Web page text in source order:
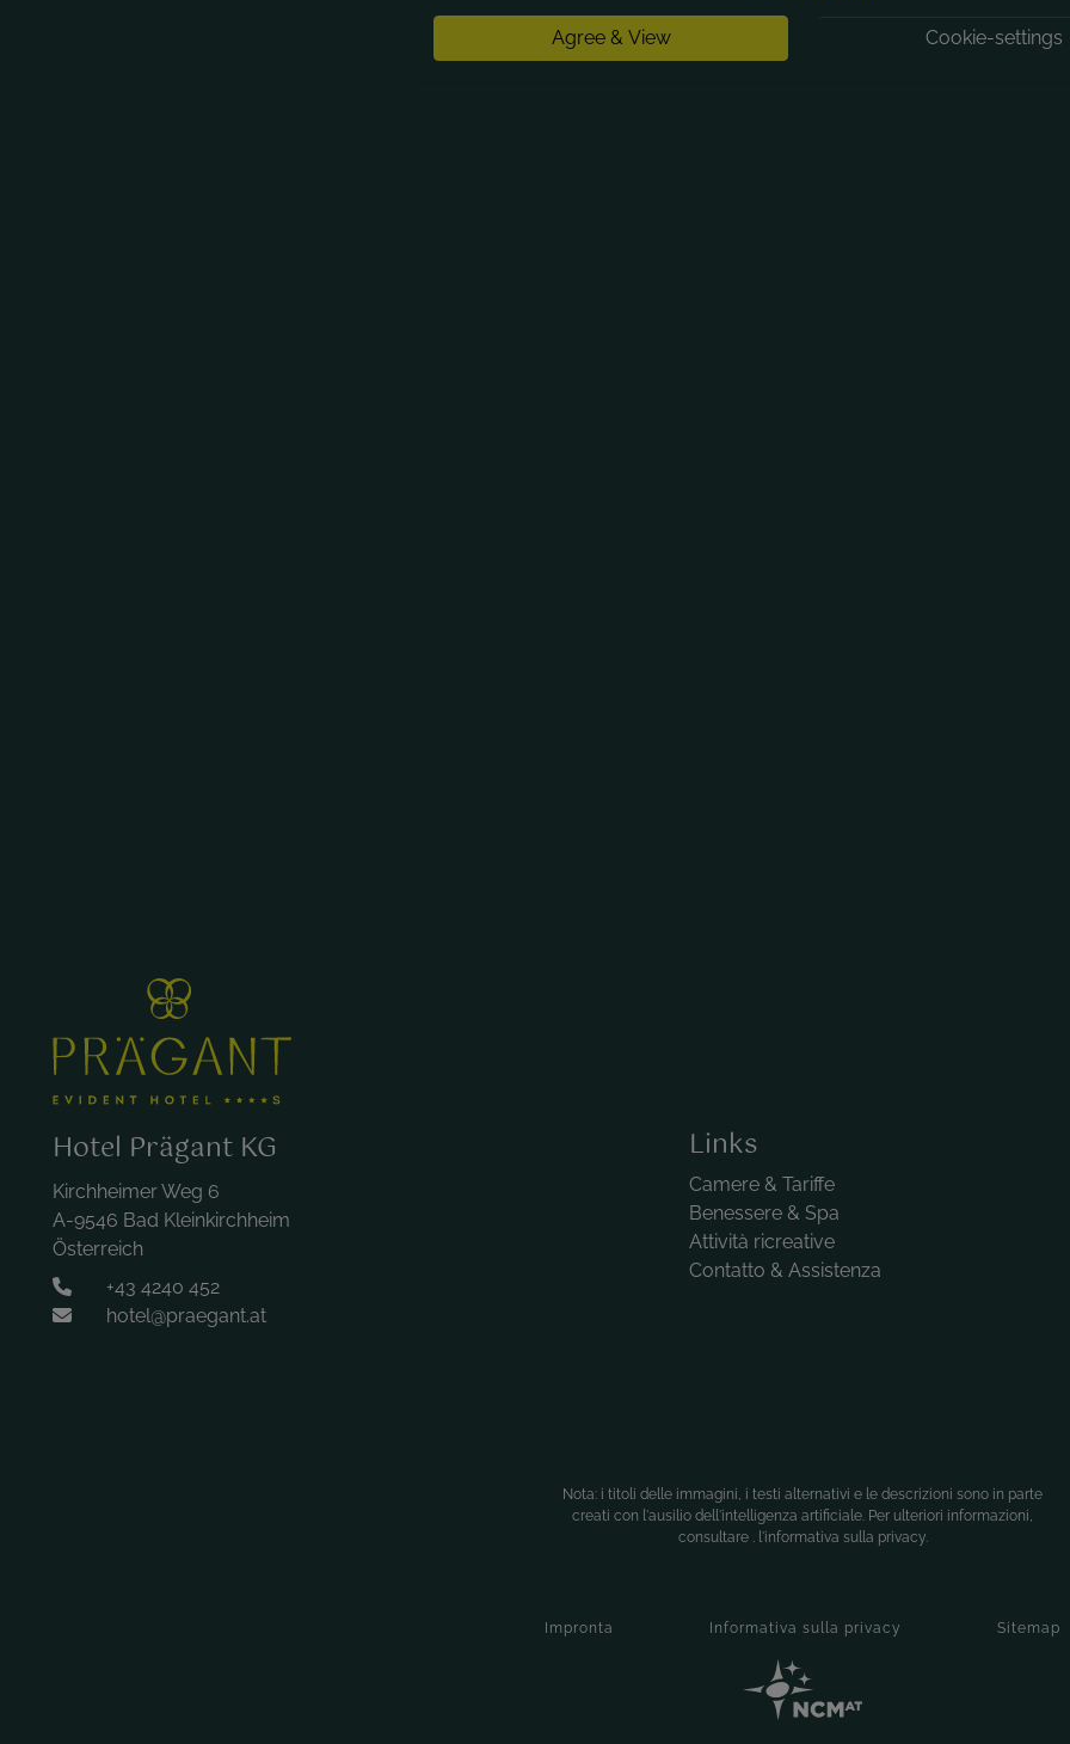
Agree & View Cookie-settings
Hotel Prägant KG
Kirchheimer Weg 6
A-9546 Bad Kleinkirchheim
Österreich
+43 4240 452
hotel@praegant.at
Links
Camere & Tariffe
Benessere & Spa
Attività ricreative
Contatto & Assistenza
Nota: i titoli delle immagini, i testi alternativi e le descrizioni sono in parte
creati con l'ausilio dell'intelligenza artificiale. Per ulteriori informazioni,
consultare .
l'informativa sulla privacy.
Impronta Informativa sulla privacy Sitemap